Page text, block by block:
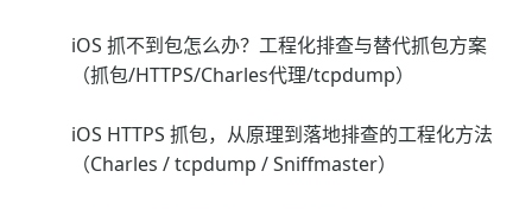
iOS 抓不到包怎么办？工程化排查与替代抓包方案
（抓包/HTTPS/Charles代理/tcpdump）
iOS HTTPS 抓包，从原理到落地排查的工程化方法
（Charles / tcpdump / Sniffmaster）